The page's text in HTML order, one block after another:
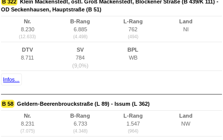
B 322 Klein Mackenstedt, östl. Groß Mackenstedt, Blockener Straße (B 439/K 111) -
OD Seckenhausen, Hauptstraße (B 51)
Nr.
8.230
(12.633)
B-Rang
6.885
(4.498)
L-Rang
762
(494)
Land
NI
DTV
8.711
SV
784
(9,0%)
BPL
WB
Infos...
B 58 Geldern-Beerenbrouckstraße (L 89) - Issum (L 362)
Nr.
8.231
(7.075)
B-Rang
6.733
(4.348)
L-Rang
1.547
(964)
Land
NW